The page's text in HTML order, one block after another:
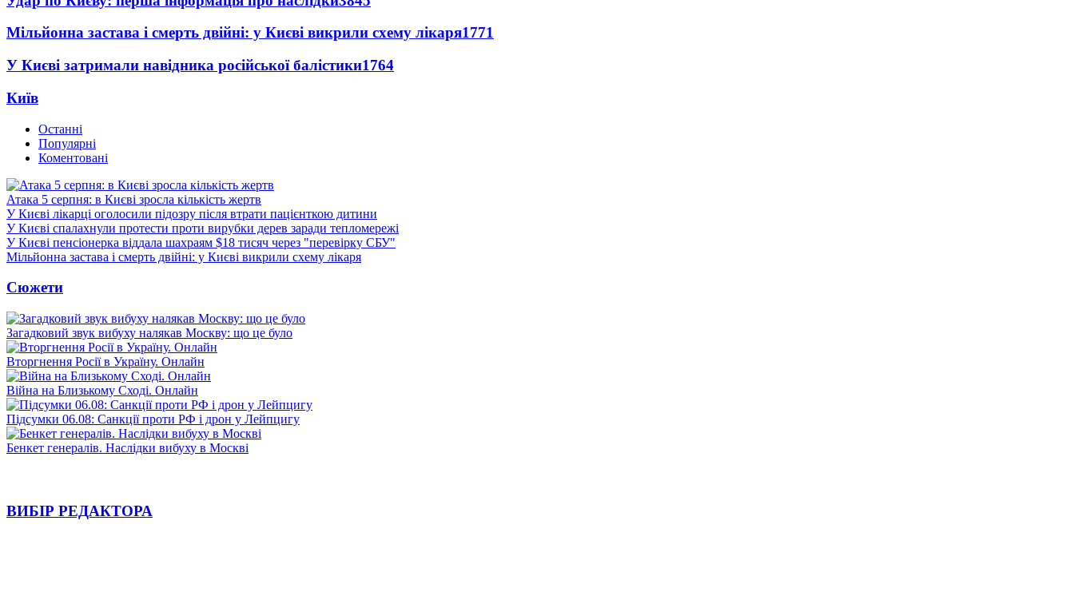
Мільйонна застава і смерть двійні: у Києві викрили схему лікаря1771
У Києві затримали навідника російської балістики1764
Київ
Останні
Популярні
Коментовані
Атака 5 серпня: в Києві зросла кількість жертв
У Києві лікарці оголосили підозру після втрати пацієнткою дитини
У Києві спалахнули протести проти вирубки дерев заради тепломережі
У Києві пенсіонерка віддала шахраям $18 тисяч через "перевірку СБУ"
Мільйонна застава і смерть двійні: у Києві викрили схему лікаря
Сюжети
Загадковий звук вибуху налякав Москву: що це було
Вторгнення Росії в Україну. Онлайн
Війна на Близькому Сході. Онлайн
Підсумки 06.08: Санкції проти РФ і дрон у Лейпцигу
Бенкет генералів. Наслідки вибуху в Москві
ВИБІР РЕДАКТОРА